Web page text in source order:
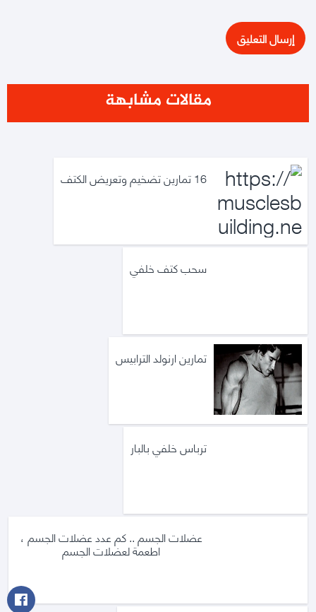
مقالات مشابهة
16 تمارين تضخيم وتعريض الكتف
سحب كتف خلفي
تمارين ارنولد الترابيس
ترباس خلفي بالبار
عضلات الجسم .. كم عدد عضلات الجسم ،
اطعمة لعضلات الجسم